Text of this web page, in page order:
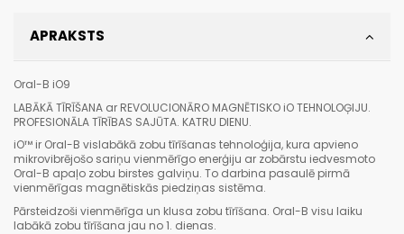
APRAKSTS
Oral-B iO9
LABĀKĀ TĪRĪŠANA ar REVOLUCIONĀRO MAGNĒTISKO iO TEHNOLOĢIJU.
PROFESIONĀLA TĪRĪBAS SAJŪTA. KATRU DIENU.
iO™ ir Oral-B vislabākā zobu tīrīšanas tehnoloģija, kura apvieno
mikrovibrējošo sariņu vienmērīgo enerģiju ar zobārstu iedvesmoto
Oral-B apaļo zobu birstes galviņu. To darbina pasaulē pirmā
vienmērīgas magnētiskās piedziņas sistēma.
Pārsteidzoši vienmērīga un klusa zobu tīrīšana. Oral-B visu laiku
labākā zobu tīrīšana jau no 1. dienas.